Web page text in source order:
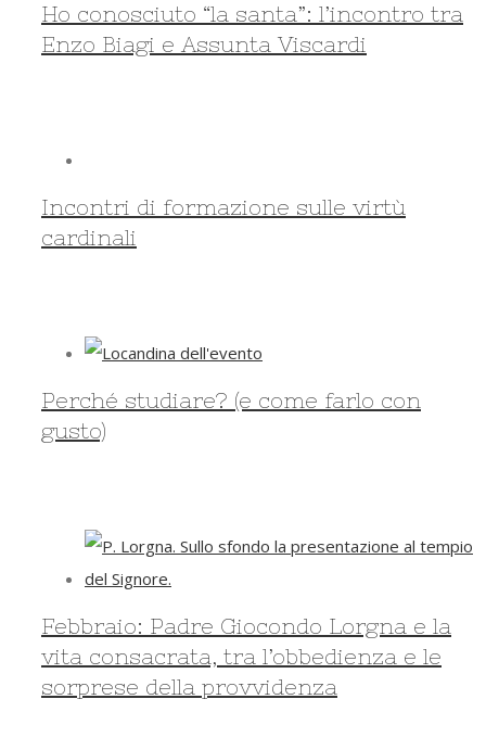
Ho conosciuto “la santa”: l’incontro tra
Enzo Biagi e Assunta Viscardi
Incontri di formazione sulle virtù
cardinali
Perché studiare? (e come farlo con
gusto)
Febbraio: Padre Giocondo Lorgna e la
vita consacrata, tra l’obbedienza e le
sorprese della provvidenza